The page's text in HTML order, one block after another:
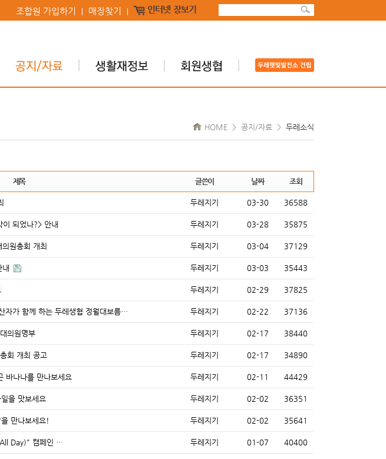
조합원 가입하기 매장찾기 인터넷 장보기
HOME > 공지/자료 > 두레소식
제목 글쓴이 날짜 조회
두레지기 03-30 36588
되었나?> 안내 두레지기 03-28 35875
원총회 개최 두레지기 03-04 37129
두레지기 03-03 35443
두레지기 02-29 37825
자가 함께 하는 두레생협 정월대보름… 두레지기 02-22 37136
의원명부 두레지기 02-17 38440
회 개최 공고 두레지기 02-17 34890
바나나를 만나보세요 두레지기 02-11 44429
을 맛보세요 두레지기 02-02 36351
만나보세요! 두레지기 02-02 35641
Day)" 캠페인 … 두레지기 01-07 40400